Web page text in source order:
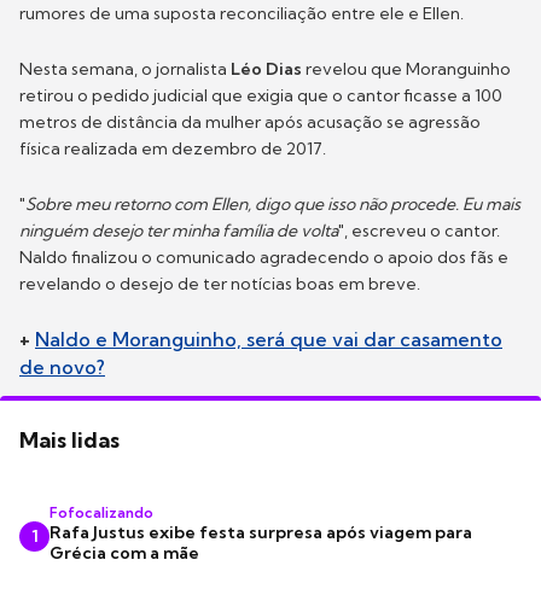
rumores de uma suposta reconciliação entre ele e Ellen.
Nesta semana, o jornalista Léo Dias revelou que Moranguinho
retirou o pedido judicial que exigia que o cantor ficasse a 100
metros de distância da mulher após acusação se agressão
física realizada em dezembro de 2017.
"Sobre meu retorno com Ellen, digo que isso não procede. Eu mais
ninguém desejo ter minha família de volta", escreveu o cantor.
Naldo finalizou o comunicado agradecendo o apoio dos fãs e
revelando o desejo de ter notícias boas em breve.
+ Naldo e Moranguinho, será que vai dar casamento
de novo?
Mais lidas
1
Fofocalizando
Rafa Justus exibe festa surpresa após viagem para
Grécia com a mãe